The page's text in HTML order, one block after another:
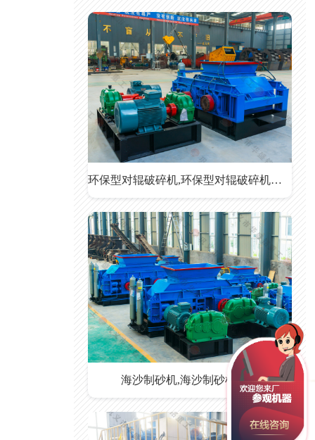
环保型对辊破碎机,环保型对辊破碎机价格
海沙制砂机,海沙制砂机价格